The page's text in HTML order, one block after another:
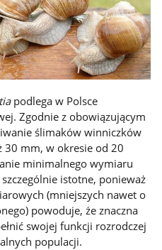
podlega w Polsce
Zgodnie z obowiązującym
ślimaków winniczków
30 mm, w okresie od 20
minimalnego wymiaru
istotne, ponieważ
(mniejszych nawet o
powoduje, że znaczna
swojej funkcji rozrodczej
populacji.